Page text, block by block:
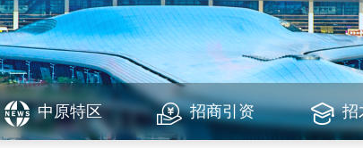
中原特区 招商引资 招